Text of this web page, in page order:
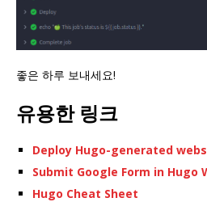
좋은 하루 보내세요!
유용한 링크
Deploy Hugo-generated
Submit Google Form in Hugo
Hugo Cheat Sheet